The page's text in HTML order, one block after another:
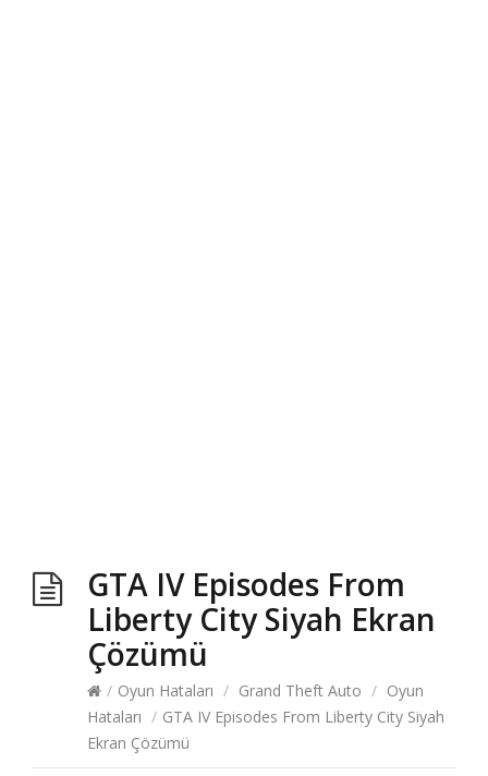
GTA IV Episodes From
Liberty City Siyah Ekran
Çözümü
/ Oyun Hataları / Grand Theft Auto / Oyun
Hataları / GTA IV Episodes From Liberty City Siyah
Ekran Çözümü